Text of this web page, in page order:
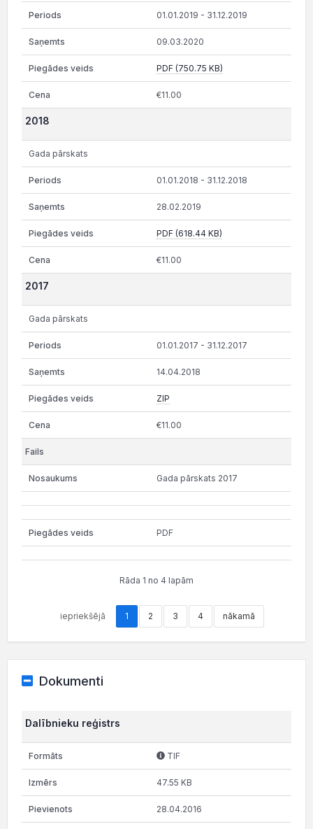
01.01.2019 - 31.12.2019
09.03.2020
PDF (750.75 KB)
€11.00
2018
Gada pārskats
01.01.2018 - 31.12.2018
28.02.2019
PDF (618.44 KB)
€11.00
2017
Gada pārskats
01.01.2017 - 31.12.2017
14.04.2018
ZIP
€11.00
Gada pārskats 2017
PDF
Rāda 1 no 4 lapām
iepriekšējā 1 2 3 4 nākamā
Dokumenti
Dalībnieku reģistrs
TIF
47.55 KB
28.04.2016